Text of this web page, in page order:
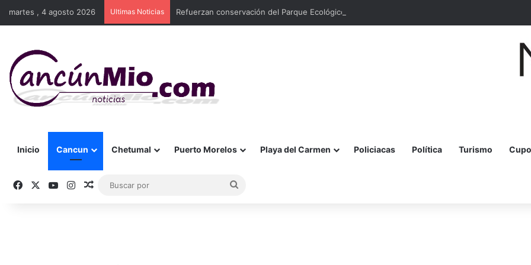
martes , 4 agosto 2026 Ultimas Noticias Refuerzan conservación del Parque Ecológico Estatal Kabah en Cancún
Inicio Cancun Chetumal Puerto Morelos Playa del Carmen Policiacas Política Turismo
Facebook YouTubeInstagramPublicación al azar